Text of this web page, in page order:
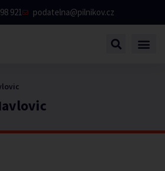
921 podatelna@pilnikov.cz